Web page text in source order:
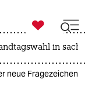

taz zahl ich
in
neue Fragezeichen